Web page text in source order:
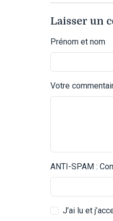
Laisser un
Prénom et nom
Votre
ANTI-SPAM :
J’ai lu et